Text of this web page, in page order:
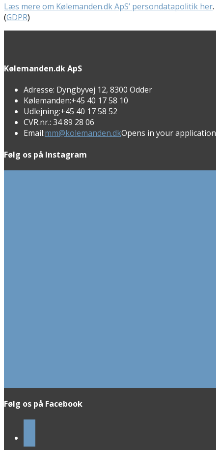
Læs mere om Kølemanden.dk ApS’ persondatapolitik her.
(GDPR)
Kølemanden.dk ApS
Adresse: Dyngbyvej 12, 8300 Odder
Kølemanden:+45 40 17 58 10
Udlejning:+45 40 17 58 52
CVR.nr.: 34 89 28 06
Email:mm@kolemanden.dkOpens in your application
Følg os på Instagram
Følg os på Facebook